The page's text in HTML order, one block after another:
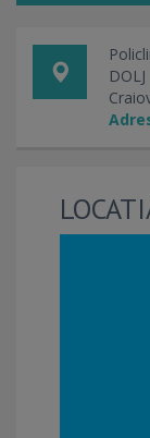
DOLJ